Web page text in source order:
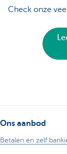
Check onze
Ons aanbod
Betalen en zelf